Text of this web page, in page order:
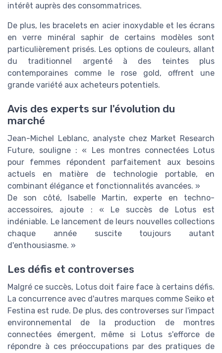
intérêt auprès des consommatrices.
De plus, les bracelets en acier inoxydable et les écrans
en verre minéral saphir de certains modèles sont
particulièrement prisés. Les options de couleurs, allant
du traditionnel argenté à des teintes plus
contemporaines comme le rose gold, offrent une
grande variété aux acheteurs potentiels.
Avis des experts sur l'évolution du
marché
Jean-Michel Leblanc, analyste chez Market Research
Future, souligne : « Les montres connectées Lotus
pour femmes répondent parfaitement aux besoins
actuels en matière de technologie portable, en
combinant élégance et fonctionnalités avancées. »
De son côté, Isabelle Martin, experte en techno-
accessoires, ajoute : « Le succès de Lotus est
indéniable. Le lancement de leurs nouvelles collections
chaque année suscite toujours autant
d'enthousiasme. »
Les défis et controverses
Malgré ce succès, Lotus doit faire face à certains défis.
La concurrence avec d'autres marques comme Seiko et
Festina est rude. De plus, des controverses sur l'impact
environnemental de la production de montres
connectées émergent, même si Lotus s'efforce de
répondre à ces préoccupations par des pratiques de